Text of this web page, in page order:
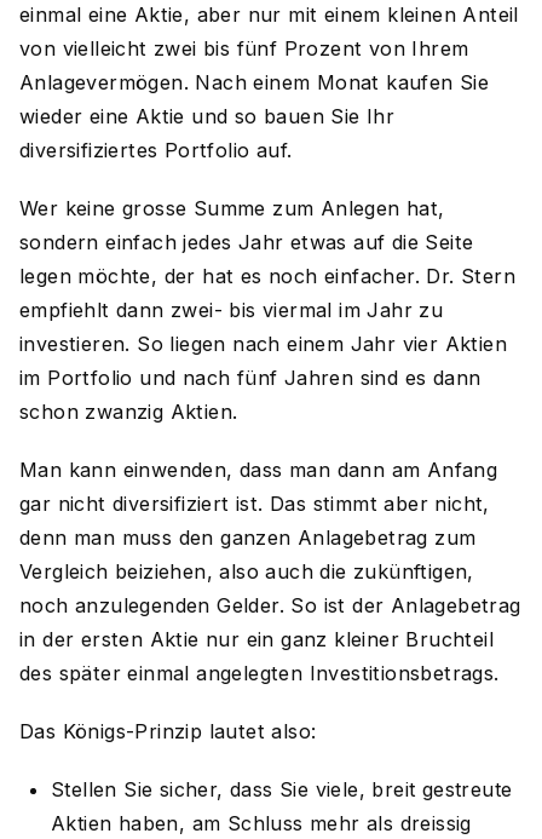
einmal eine Aktie, aber nur mit einem kleinen Anteil
von vielleicht zwei bis fünf Prozent von Ihrem
Anlagevermögen. Nach einem Monat kaufen Sie
wieder eine Aktie und so bauen Sie Ihr
diversifiziertes Portfolio auf.
Wer keine grosse Summe zum Anlegen hat,
sondern einfach jedes Jahr etwas auf die Seite
legen möchte, der hat es noch einfacher. Dr. Stern
empfiehlt dann zwei- bis viermal im Jahr zu
investieren. So liegen nach einem Jahr vier Aktien
im Portfolio und nach fünf Jahren sind es dann
schon zwanzig Aktien.
Man kann einwenden, dass man dann am Anfang
gar nicht diversifiziert ist. Das stimmt aber nicht,
denn man muss den ganzen Anlagebetrag zum
Vergleich beiziehen, also auch die zukünftigen,
noch anzulegenden Gelder. So ist der Anlagebetrag
in der ersten Aktie nur ein ganz kleiner Bruchteil
des später einmal angelegten Investitionsbetrags.
Das Königs-Prinzip lautet also:
Stellen Sie sicher, dass Sie viele, breit gestreute
Aktien haben, am Schluss mehr als dreissig